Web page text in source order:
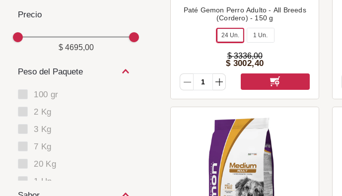
Peso del Paquete
100 gr
2 Kg
3 Kg
7 Kg
20 Kg
1 Un.
$ 4695,00
Paté Gemon Perro Adulto - All Breeds
(Cordero) - 150 g
24 Un. 1 Un.
$ 3336,00
$ 3002,40